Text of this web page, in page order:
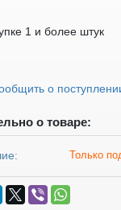
1 и более штук
о
о товаре:
Только